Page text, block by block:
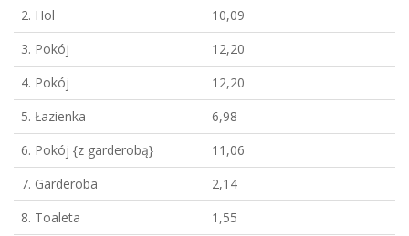
2. Hol
10,09
3. Pokój
12,20
4. Pokój
12,20
5. Łazienka
6,98
6. Pokój {z garderobą}
11,06
7. Garderoba
2,14
8. Toaleta
1,55